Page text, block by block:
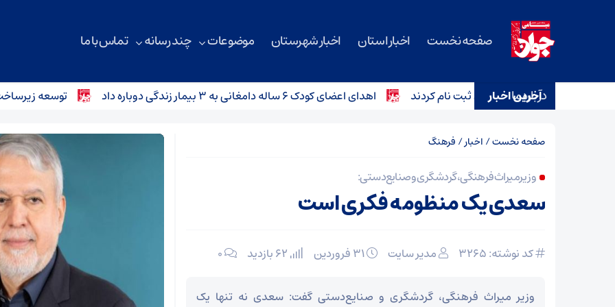
صفحه نخست اخبار استان اخبار شهرستان موضوعات چند رسانه تماس با ما
درباره ما
آخرین اخبار اهدای اعضای کودک ۶ ساله دامغانی به ۳ بیمار زندگی دوباره داد توسعه زیرساخت‌های ارتباطی
صفحه نخست/ اخبار/ فرهنگ
وزیر میراث فرهنگی، گردشگری و صنایع دستی:
سعدی یک منظومه فکری است
کد نوشته: 3265 مدیر سایت ۰
وزیر میراث‌ فرهنگی، گردشگری و صنایع‌دستی گفت: سعدی نه تنها یک